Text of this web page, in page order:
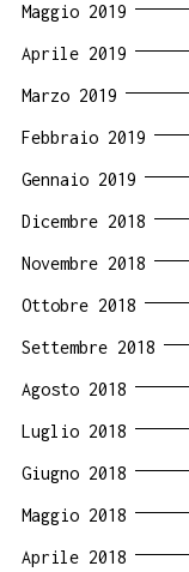
Maggio 2019
Aprile 2019
Marzo 2019
Febbraio 2019
Gennaio 2019
Dicembre 2018
Novembre 2018
Ottobre 2018
Settembre 2018
Agosto 2018
Luglio 2018
Giugno 2018
Maggio 2018
Aprile 2018